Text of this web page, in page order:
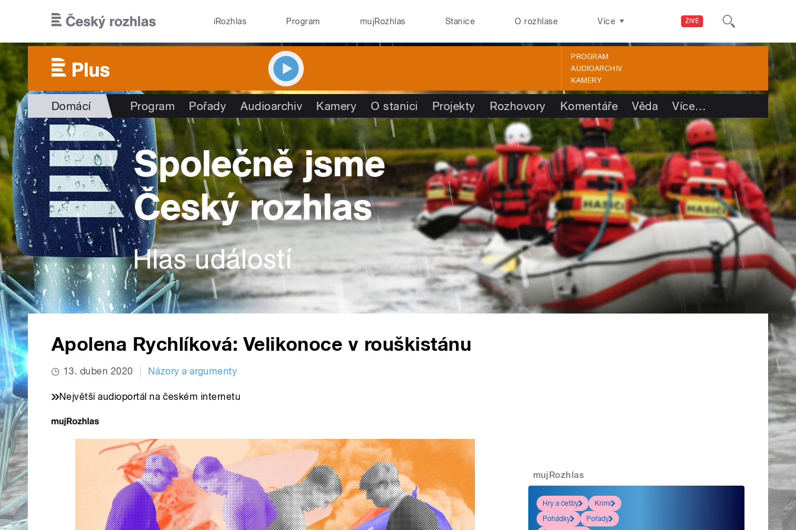
ŽIVĚ
iRozhlas Program mujRozhlas Stanice O rozhlase Více
PROGRAM
AUDIOARCHIV
KAMERY
Domácí Program Pořady Audioarchiv Kamery O stanici Projekty Rozhovory Komentáře Věda Více…
Apolena Rychlíková: Velikonoce v rouškistánu
13. duben 2020 Názory a argumenty
Největší audioportál na českém internetu
mujRozhlas
Hry a četby
Krimi
Pohádky
Pořady